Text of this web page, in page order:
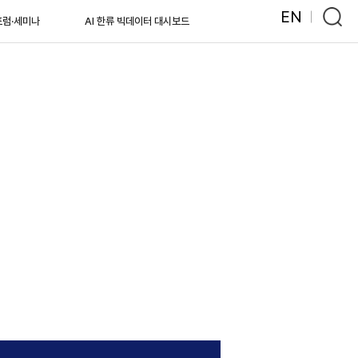
럼·세미나 AI 한류 빅데이터 대시보드 EN